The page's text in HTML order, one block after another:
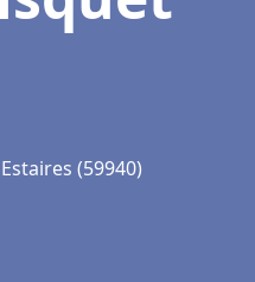
(59940)